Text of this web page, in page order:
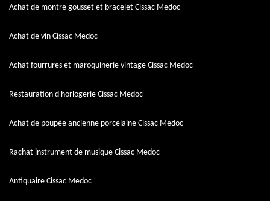
Achat de montre gousset et bracelet Cissac Medoc
Achat de vin Cissac Medoc
Achat fourrures et maroquinerie vintage Cissac Medoc
Restauration d'horlogerie Cissac Medoc
Achat de poupée ancienne porcelaine Cissac Medoc
Rachat instrument de musique Cissac Medoc
Antiquaire Cissac Medoc